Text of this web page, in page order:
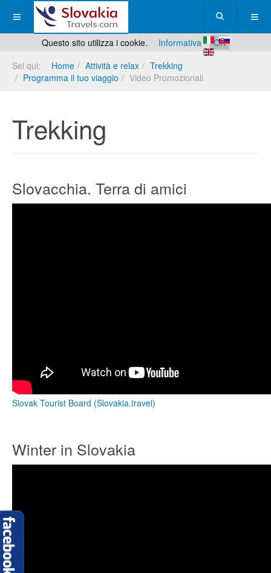
Questo sito utilizza i cookie. Informativa
OK
Sei qui:
Home Attività e relax
Trekking
Programma il tuo viaggio
Video Promozionali
Trekking
Slovacchia. Terra di amici
Slovak Tourist Board (Slovakia.travel)
Winter in Slovakia